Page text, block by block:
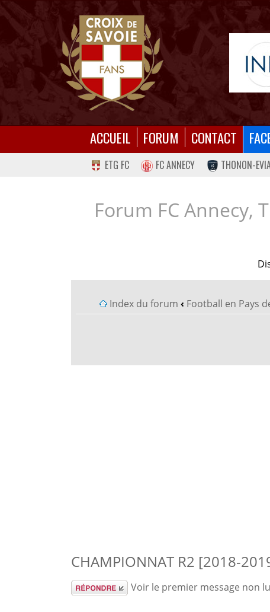
ACCUEIL FORUM CONTACT
ETG FC FC ANNECY THONON-
Forum FC Annecy,
Index du forum ‹ Football en Pays
CHAMPIONNAT R2 [2018-
Répondre Voir le premier message non lu